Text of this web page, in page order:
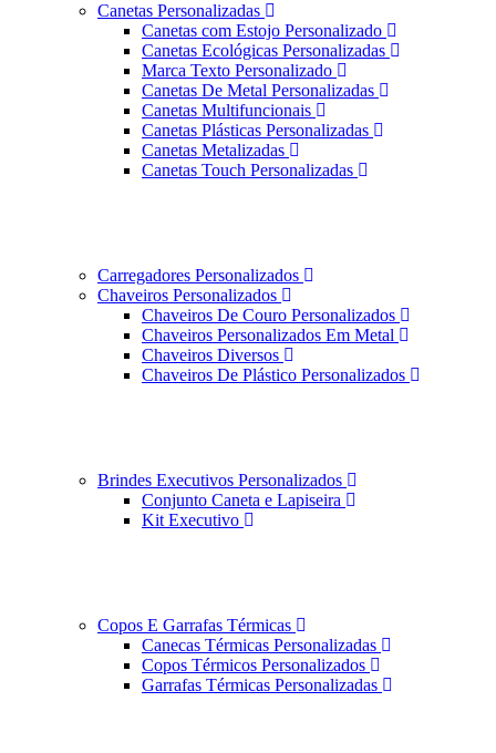
Canetas Personalizadas
Canetas com Estojo Personalizado
Canetas Ecológicas Personalizadas
Marca Texto Personalizado
Canetas De Metal Personalizadas
Canetas Multifuncionais
Canetas Plásticas Personalizadas
Canetas Metalizadas
Canetas Touch Personalizadas
Carregadores Personalizados
Chaveiros Personalizados
Chaveiros De Couro Personalizados
Chaveiros Personalizados Em Metal
Chaveiros Diversos
Chaveiros De Plástico Personalizados
Brindes Executivos Personalizados
Conjunto Caneta e Lapiseira
Kit Executivo
Copos E Garrafas Térmicas
Canecas Térmicas Personalizadas
Copos Térmicos Personalizados
Garrafas Térmicas Personalizadas